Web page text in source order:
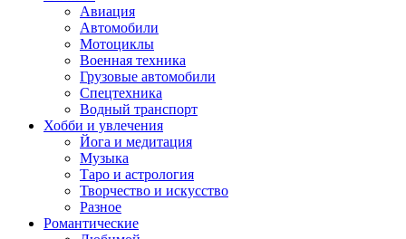
Авиация
Автомобили
Мотоциклы
Военная техника
Грузовые автомобили
Спецтехника
Водный транспорт
Хобби и увлечения
Йога и медитация
Музыка
Таро и астрология
Творчество и искусство
Разное
Романтические